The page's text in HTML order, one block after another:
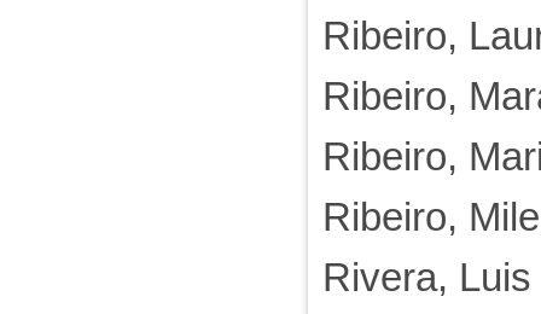
Ribeiro,
Ribeiro,
Ribeiro,
Ribeiro,
Rivera,